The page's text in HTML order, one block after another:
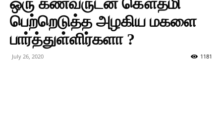
பெற்றெடுத்த அழகிய மகளை
பார்த்துள்ளிர்களா ?
July 26, 2020 1181